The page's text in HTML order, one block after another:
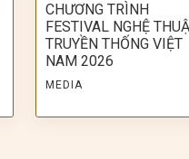
CHƯƠNG TRÌNH
FESTIVAL NGHỆ
TRUYỀN THỐNG VIỆT
NAM 2026
MEDIA